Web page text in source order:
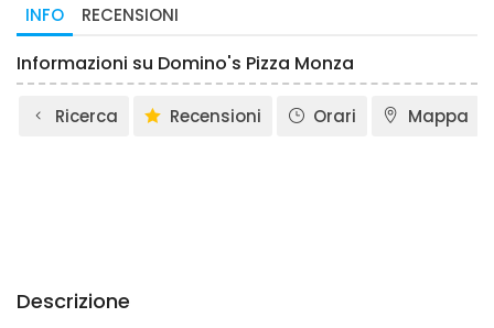
INFO RECENSIONI
Informazioni su Domino's Pizza Monza
Ricerca Recensioni Orari Mappa
Descrizione